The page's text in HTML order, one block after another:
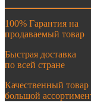
100% Гарантия на
продаваемый товар
Быстрая доставка
по всей стране
Качественный товар
большой